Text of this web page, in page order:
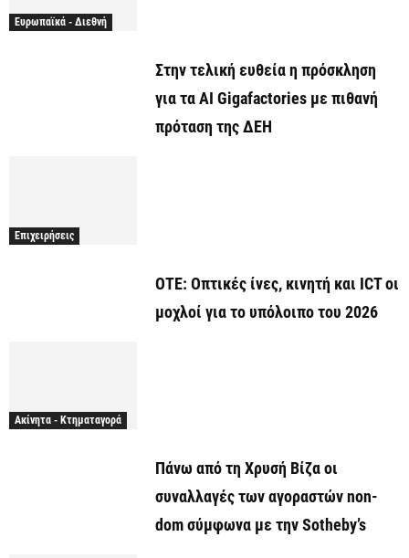
Ευρωπαϊκά - Διεθνή
Στην τελική ευθεία η πρόσκληση
για τα AI Gigafactories με πιθανή
πρόταση της ΔΕΗ
Επιχειρήσεις
ΟΤΕ: Οπτικές ίνες, κινητή και ICT οι
μοχλοί για το υπόλοιπο του 2026
Ακίνητα - Κτηματαγορά
Πάνω από τη Χρυσή Βίζα οι
συναλλαγές των αγοραστών non-
dom σύμφωνα με την Sotheby’s